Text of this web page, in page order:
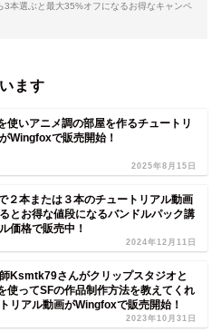
本選ぶと最大35%オフになるお得なキャンペ
ます
使いアニメ調の部屋を作るチュートリ
Wingfoxで販売開始！
2025年8月15日
２本または３本のチュートリアル動画
とお得な値段になるバンドルパック講
価格で販売中！
2024年12月11日
Ksmtk79さんがクリップスタジオと
使ってSFの作品制作方法を教えてくれ
リアル動画がWingfoxで販売開始！
2023年10月31日